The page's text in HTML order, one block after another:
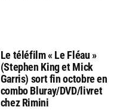
Le téléfilm « Le Fléau »
(Stephen King et Mick
Garris) sort fin octobre en
combo Bluray/DVD/livret
chez Rimini